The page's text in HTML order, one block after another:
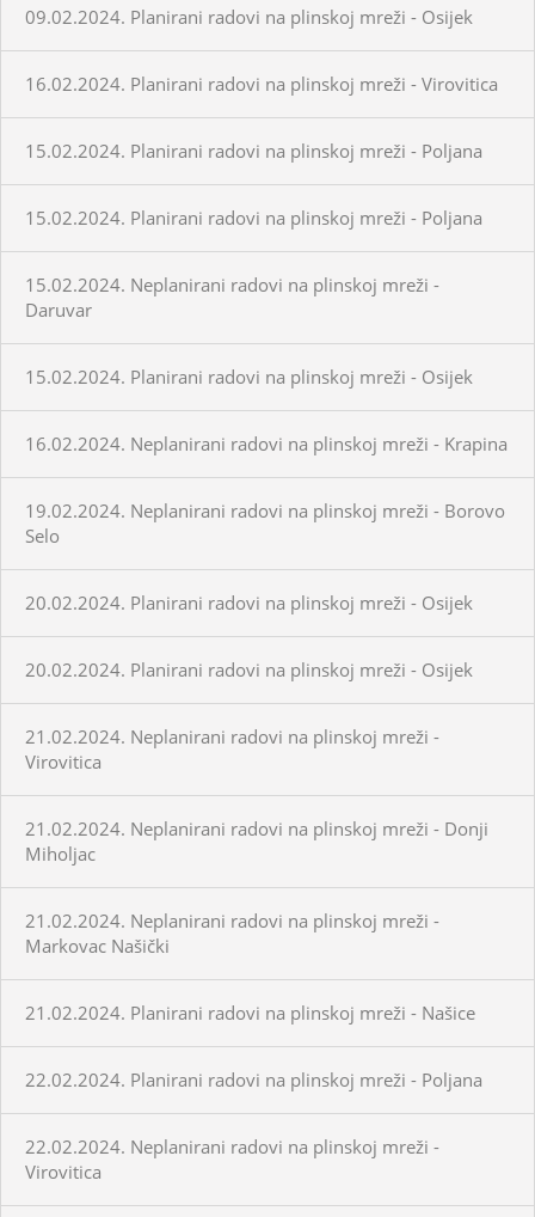
09.02.2024. Planirani radovi na plinskoj mreži - Osijek
16.02.2024. Planirani radovi na plinskoj mreži - Virovitica
15.02.2024. Planirani radovi na plinskoj mreži - Poljana
15.02.2024. Planirani radovi na plinskoj mreži - Poljana
15.02.2024. Neplanirani radovi na plinskoj mreži -
Daruvar
15.02.2024. Planirani radovi na plinskoj mreži - Osijek
16.02.2024. Neplanirani radovi na plinskoj mreži - Krapina
19.02.2024. Neplanirani radovi na plinskoj mreži - Borovo
Selo
20.02.2024. Planirani radovi na plinskoj mreži - Osijek
20.02.2024. Planirani radovi na plinskoj mreži - Osijek
21.02.2024. Neplanirani radovi na plinskoj mreži -
Virovitica
21.02.2024. Neplanirani radovi na plinskoj mreži - Donji
Miholjac
21.02.2024. Neplanirani radovi na plinskoj mreži -
Markovac Našički
21.02.2024. Planirani radovi na plinskoj mreži - Našice
22.02.2024. Planirani radovi na plinskoj mreži - Poljana
22.02.2024. Neplanirani radovi na plinskoj mreži -
Virovitica